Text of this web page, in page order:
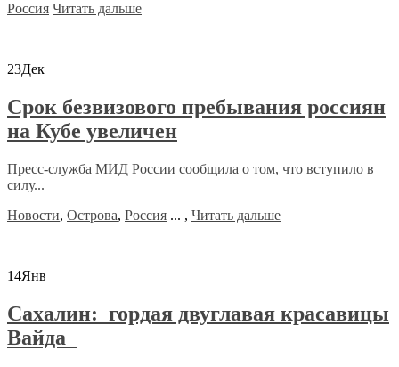
Россия Читать дальше
23Дек
Срок безвизового пребывания россиян
на Кубе увеличен
Пресс-служба МИД России сообщила о том, что вступило в
силу...
Новости, Острова, Россия ... , Читать дальше
14Янв
Сахалин: гордая двуглавая красавицы
Вайда